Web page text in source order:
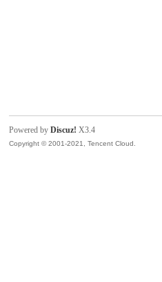
Powered byDiscuz! X3.4
Copyright © 2001-2021, Tencent Cloud.